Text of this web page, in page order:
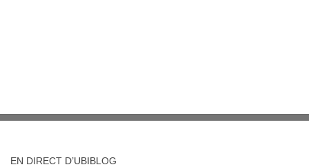
EN DIRECT D’UBIBLOG